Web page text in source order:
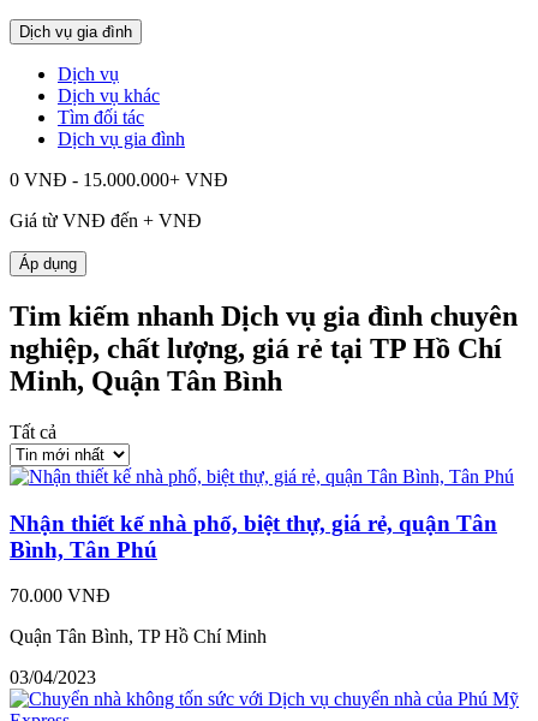
Dịch vụ gia đình
Dịch vụ
Dịch vụ khác
Tìm đối tác
Dịch vụ gia đình
0 VNĐ - 15.000.000+ VNĐ
Giá từ VNĐ đến + VNĐ
Áp dụng
Tim kiếm nhanh Dịch vụ gia đình chuyên
nghiệp, chất lượng, giá rẻ tại TP Hồ Chí
Minh, Quận Tân Bình
Tất cả
Nhận thiết kế nhà phố, biệt thự, giá rẻ, quận Tân
Bình, Tân Phú
70.000 VNĐ
Quận Tân Bình, TP Hồ Chí Minh
03/04/2023